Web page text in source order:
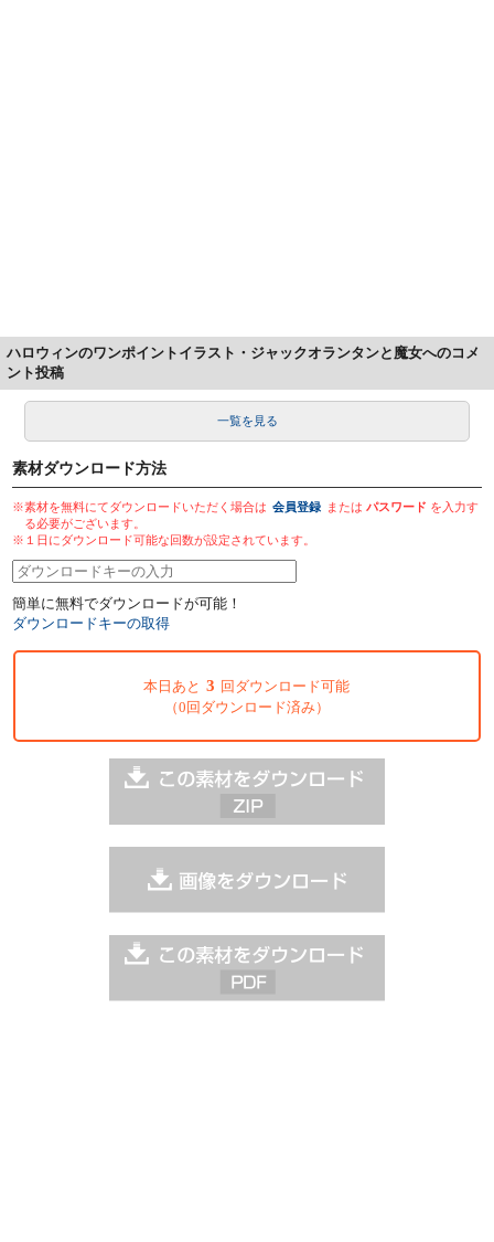
ハロウィンのワンポイントイラスト・ジャックオランタンと魔女へのコメ
ント投稿
一覧を見る
素材ダウンロード方法
※素材を無料にてダウンロードいただく場合は 会員登録 またはパスワード を入力す
る必要がございます。
※１日にダウンロード可能な回数が設定されています。
簡単に無料でダウンロードが可能！
ダウンロードキーの取得
本日あと 3 回ダウンロード可能
（0回ダウンロード済み）